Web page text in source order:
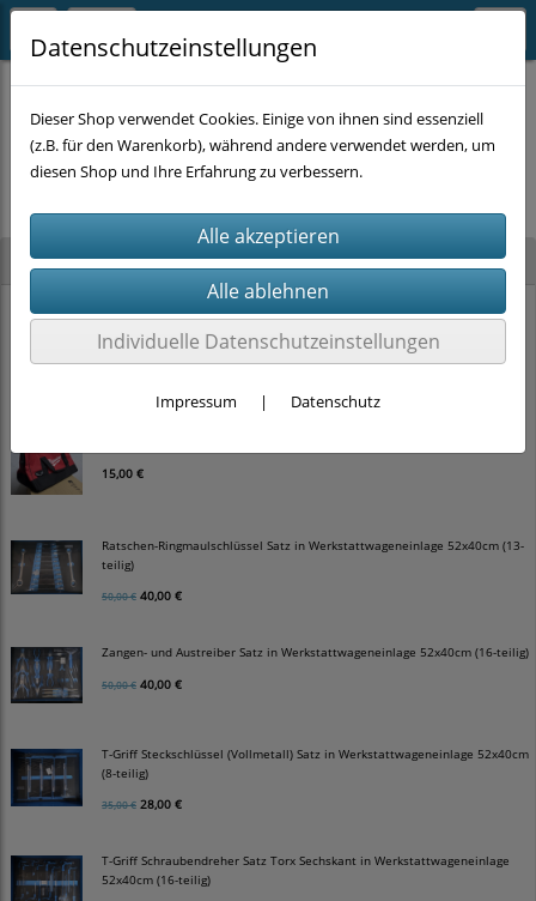
Neu im Shop
UNCLE SAM Kappe (Tarn / Schwarz)
5,00 € 2,00 €
15,00 €
Ratschen-Ringmaulschlüssel Satz in Werkstattwageneinlage 52x40cm (13-
teilig)
50,00 € 40,00 €
Zangen- und Austreiber Satz in Werkstattwageneinlage 52x40cm (16-teilig)
50,00 € 40,00 €
T-Griff Steckschlüssel (Vollmetall) Satz in Werkstattwageneinlage 52x40cm
(8-teilig)
35,00 € 28,00 €
T-Griff Schraubendreher Satz Torx Sechskant in Werkstattwageneinlage
52x40cm (16-teilig)
Es wurden leider keine Produkte gefunden.
Datenschutzeinstellungen
Dieser Shop verwendet Cookies. Einige von ihnen sind essenziell
(z.B. für den Warenkorb), während andere verwendet werden, um
diesen Shop und Ihre Erfahrung zu verbessern.
Individuelle Datenschutzeinstellungen
Impressum | Datenschutz